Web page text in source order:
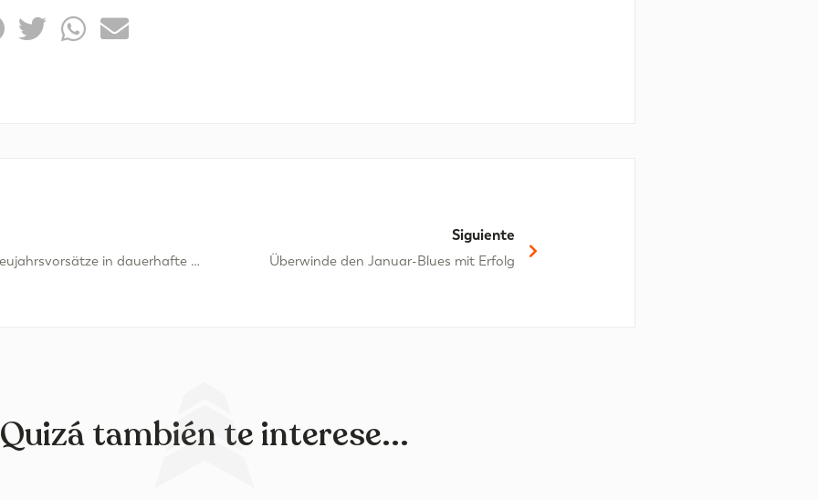
Wie man seine Neujahrsvorsätze in dauerhafte Gewohnheiten verwandelt
Siguiente
Überwinde den Januar-Blues mit Erfolg
Quizá también te interese...